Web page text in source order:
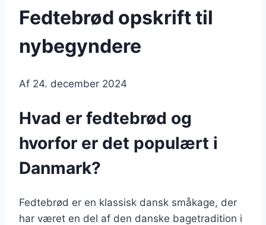
Fedtebrød opskrift til
nybegyndere
Af 24. december 2024
Hvad er fedtebrød og
hvorfor er det populært i
Danmark?
Fedtebrød er en klassisk dansk småkage, der
har været en del af den danske bagetradition i